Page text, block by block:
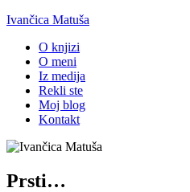
Ivančica Matuša
O knjizi
O meni
Iz medija
Rekli ste
Moj blog
Kontakt
Prsti…